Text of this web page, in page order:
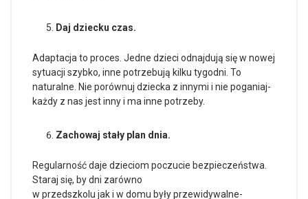
Daj dziecku czas.
Adaptacja to proces. Jedne dzieci odnajdują się w nowej
sytuacji szybko, inne potrzebują kilku tygodni. To
naturalne. Nie porównuj dziecka z innymi i nie poganiaj-
każdy z nas jest inny i ma inne potrzeby.
Zachowaj stały plan dnia.
Regularność daje dzieciom poczucie bezpieczeństwa.
Staraj się, by dni zarówno
w przedszkolu jak i w domu były przewidywalne-